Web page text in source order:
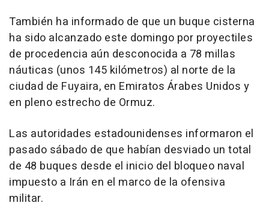
También ha informado de que un buque cisterna
ha sido alcanzado este domingo por proyectiles
de procedencia aún desconocida a 78 millas
náuticas (unos 145 kilómetros) al norte de la
ciudad de Fuyaira, en Emiratos Árabes Unidos y
en pleno estrecho de Ormuz.
Las autoridades estadounidenses informaron el
pasado sábado de que habían desviado un total
de 48 buques desde el inicio del bloqueo naval
impuesto a Irán en el marco de la ofensiva
militar.